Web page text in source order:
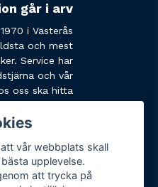
går i arv
i Västerås
och mest
Service har
och vår
oss ska hitta
signal eller
vår webbplats skall
upplevelse.
att trycka på